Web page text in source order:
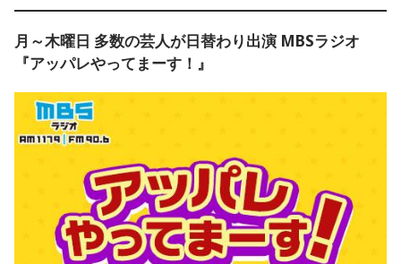
月～木曜日 多数の芸人が日替わり出演 MBSラジオ
『アッパレやってまーす！』